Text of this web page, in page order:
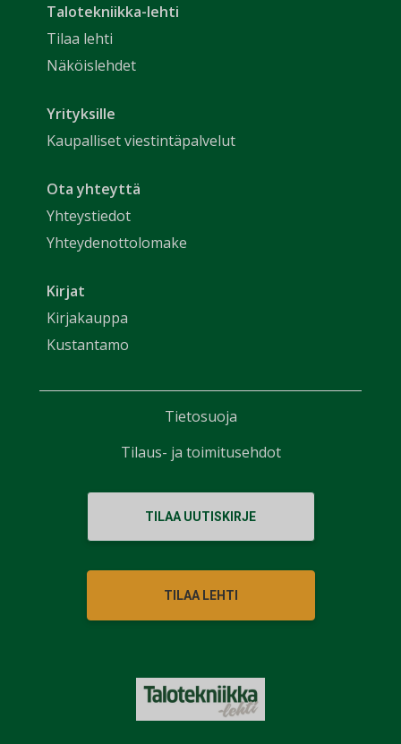
Talotekniikka-lehti
Tilaa lehti
Näköislehdet
Yrityksille
Kaupalliset viestintäpalvelut
Ota yhteyttä
Yhteystiedot
Yhteydenottolomake
Kirjat
Kirjakauppa
Kustantamo
TILAA UUTISKIRJE
TILAA LEHTI
Tietosuoja
Tilaus- ja toimitusehdot